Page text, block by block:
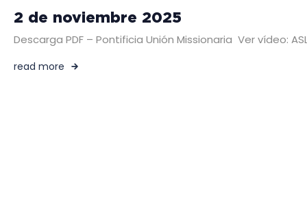
2 de noviembre 2025
Descarga PDF – Pontificia Unión Missionaria Ver vídeo:
read more